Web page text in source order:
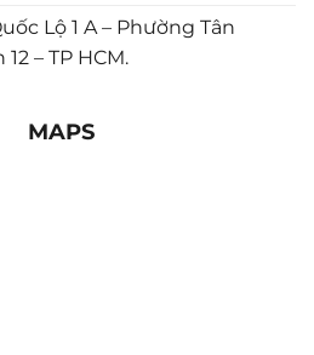
Lộ 1 A – Phường Tân
– TP HCM.
MAPS